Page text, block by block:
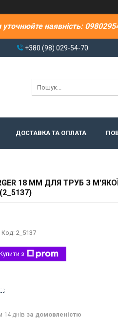
наявність:
+380 (98) 029-54-70
ДОСТАВКА ТА ОПЛАТА
18 ММ ДЛЯ ТРУБ З
Код: 2_5137
з
14 днів за домовленістю